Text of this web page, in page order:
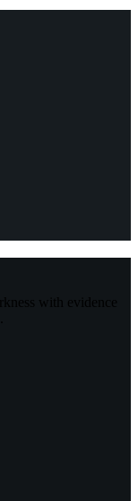
with evidence